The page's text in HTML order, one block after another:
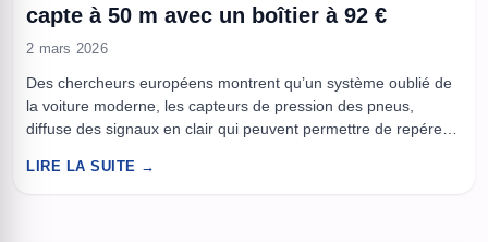
capte à 50 m avec un boîtier à 92 €
2 mars 2026
Des chercheurs européens montrent qu’un système oublié de
la voiture moderne, les capteurs de pression des pneus,
diffuse des signaux en clair qui peuvent permettre de repérer
clés sans contact et les écrans tactiles, mais on oublie les
LIRE LA SUITE →